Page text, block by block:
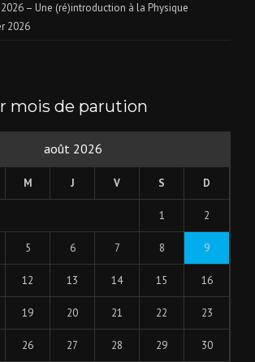
– Une (ré)introduction à la Physique
2026
mois de parution
août 2026
M J V S D
1 2
5 6 7 8 9
12 13 14 15 16
19 20 21 22 23
26 27 28 29 30